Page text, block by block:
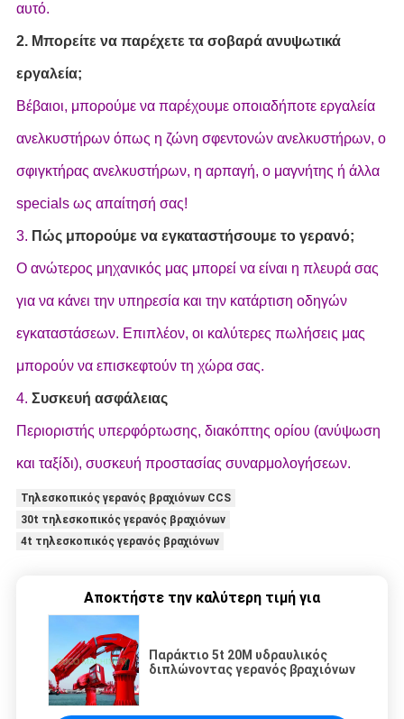
αυτό.
2. Μπορείτε να παρέχετε τα σοβαρά ανυψωτικά
εργαλεία;
Βέβαιοι, μπορούμε να παρέχουμε οποιαδήποτε εργαλεία
ανελκυστήρων όπως η ζώνη σφεντονών ανελκυστήρων, ο
σφιγκτήρας ανελκυστήρων, η αρπαγή, ο μαγνήτης ή άλλα
specials ως απαίτησή σας!
3. Πώς μπορούμε να εγκαταστήσουμε το γερανό;
Ο ανώτερος μηχανικός μας μπορεί να είναι η πλευρά σας
για να κάνει την υπηρεσία και την κατάρτιση οδηγών
εγκαταστάσεων. Επιπλέον, οι καλύτερες πωλήσεις μας
μπορούν να επισκεφτούν τη χώρα σας.
4. Συσκευή ασφάλειας
Περιοριστής υπερφόρτωσης, διακόπτης ορίου (ανύψωση
και ταξίδι), συσκευή προστασίας συναρμολογήσεων.
Τηλεσκοπικός γερανός βραχιόνων CCS
30t τηλεσκοπικός γερανός βραχιόνων
4t τηλεσκοπικός γερανός βραχιόνων
Αποκτήστε την καλύτερη τιμή για
Παράκτιο 5t 20M υδραυλικός
διπλώνοντας γερανός βραχιόνων